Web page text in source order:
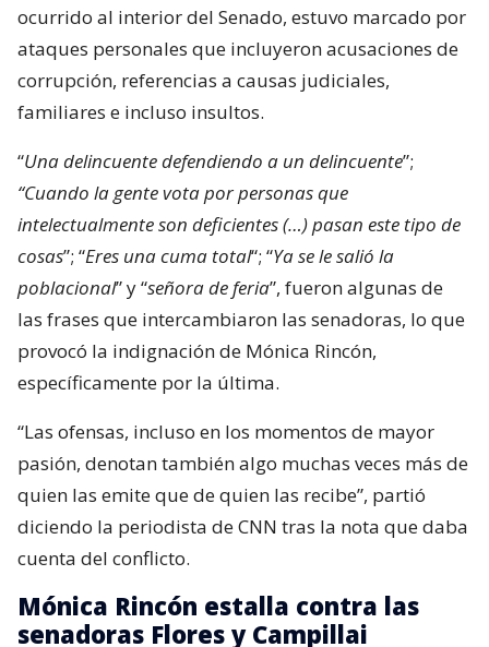
ocurrido al interior del Senado, estuvo marcado por
ataques personales que incluyeron acusaciones de
corrupción, referencias a causas judiciales,
familiares e incluso insultos.
“Una delincuente defendiendo a un delincuente”;
“Cuando la gente vota por personas que
intelectualmente son deficientes (…) pasan este tipo de
cosas”; “Eres una cuma total“; “Ya se le salió la
poblacional” y “señora de feria”, fueron algunas de
las frases que intercambiaron las senadoras, lo que
provocó la indignación de Mónica Rincón,
específicamente por la última.
“Las ofensas, incluso en los momentos de mayor
pasión, denotan también algo muchas veces más de
quien las emite que de quien las recibe”, partió
diciendo la periodista de CNN tras la nota que daba
cuenta del conflicto.
Mónica Rincón estalla contra las
senadoras Flores y Campillai